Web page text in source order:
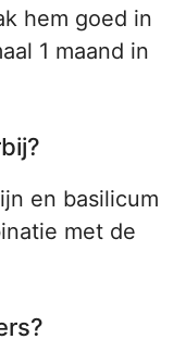
hem goed in
1 maand in
en basilicum
met de